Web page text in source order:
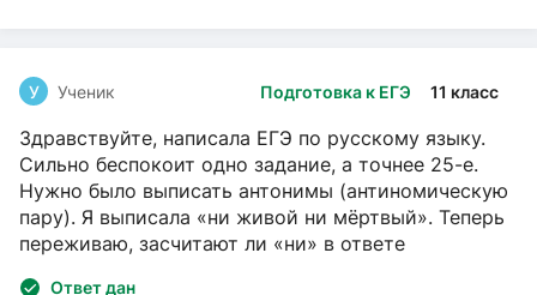
Подготовка к ЕГЭ 11 класс
У Ученик
Здравствуйте, написала ЕГЭ по русскому языку.
Сильно беспокоит одно задание, а точнее 25-е.
Нужно было выписать антонимы (антиномическую
пару). Я выписала «ни живой ни мёртвый». Теперь
переживаю, засчитают ли «ни» в ответе
Ответ дан